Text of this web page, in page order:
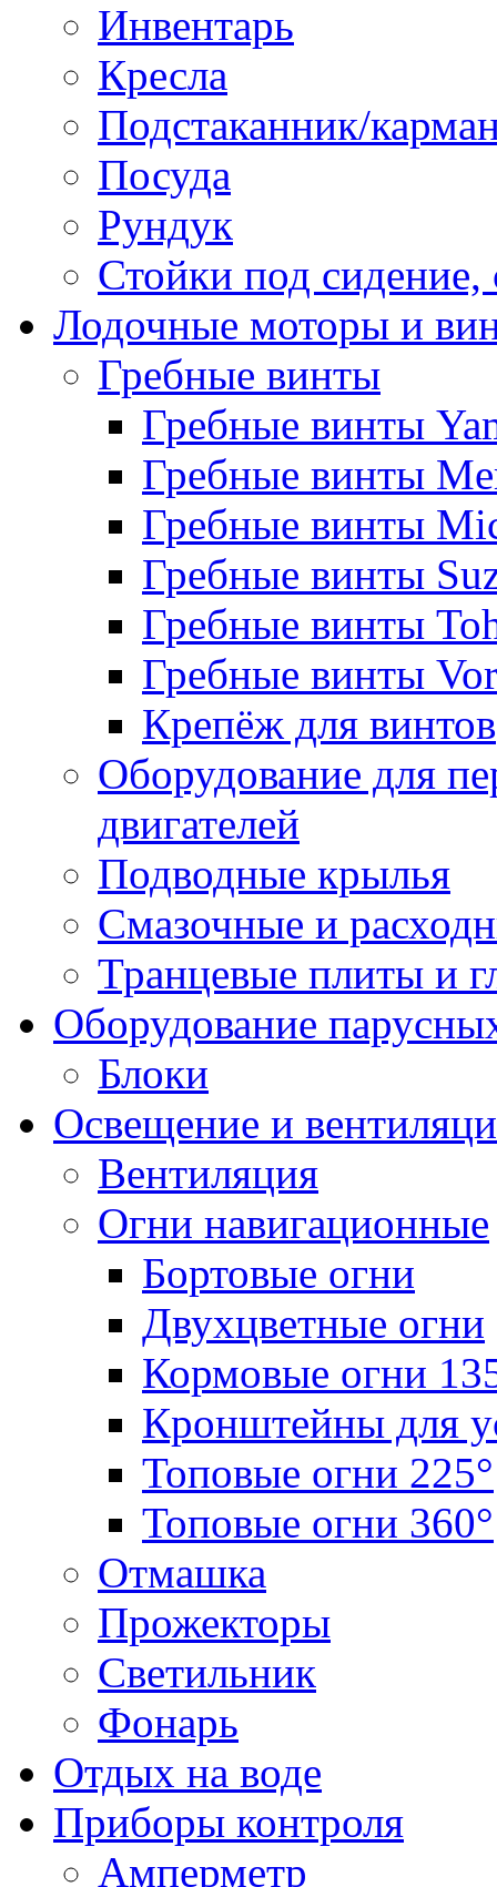
Инвентарь
Кресла
Подстаканник/
Посуда
Рундук
Стойки под
Лодочные моторы и
Гребные винты
Гребные винты
Гребные винты
Гребные винты
Гребные винты
Гребные винты
Гребные винты
Крепёж для винтов
Оборудование для
двигателей
Подводные крылья
Смазочные и
Транцевые плиты и
Оборудование
Блоки
Освещение и
Вентиляция
Огни навигационные
Бортовые огни
Двухцветные огни
Кормовые огни
Кронштейны для
Топовые огни 225°
Топовые огни 360°
Отмашка
Прожекторы
Светильник
Фонарь
Отдых на воде
Приборы контроля
Амперметр